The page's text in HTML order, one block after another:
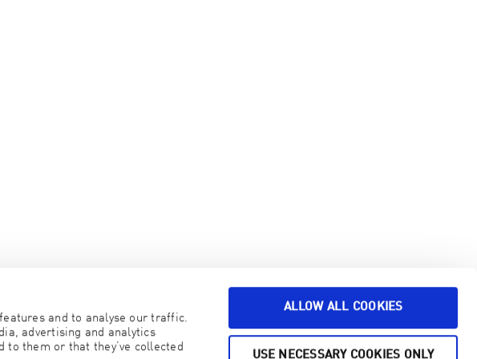
and to analyse our traffic.
advertising and analytics
to them or that they’ve collected
ALLOW ALL COOKIES
USE NECESSARY COOKIES ONLY